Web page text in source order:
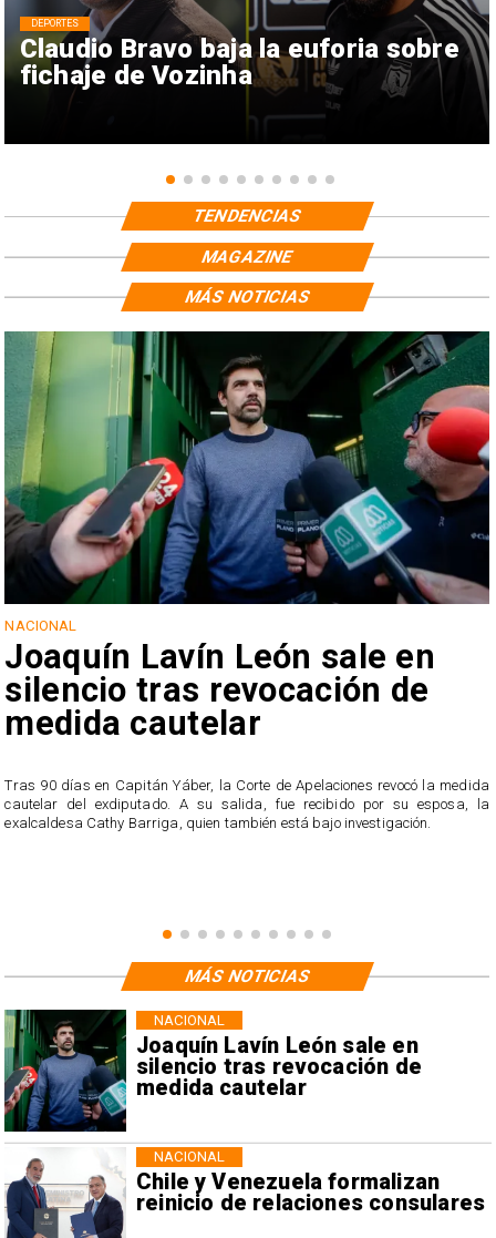
Claudio Bravo baja la euforia sobre
fichaje de Vozinha
DEPORTES
TENDENCIAS
MAGAZINE
NACIONAL
Joaquín Lavín León sale en
silencio tras revocación de
medida cautelar
Tras 90 días en Capitán Yáber, la Corte de Apelaciones revocó la medida
cautelar del exdiputado. A su salida, fue recibido por su esposa, la
exalcaldesa Cathy Barriga, quien también está bajo investigación.
MÁS NOTICIAS
Joaquín Lavín León sale en
silencio tras revocación de
medida cautelar
NACIONAL
Chile y Venezuela formalizan
reinicio de relaciones consulares
NACIONAL
MÁS NOTICIAS